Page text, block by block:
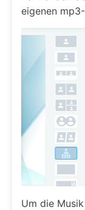
eigenen
Um die